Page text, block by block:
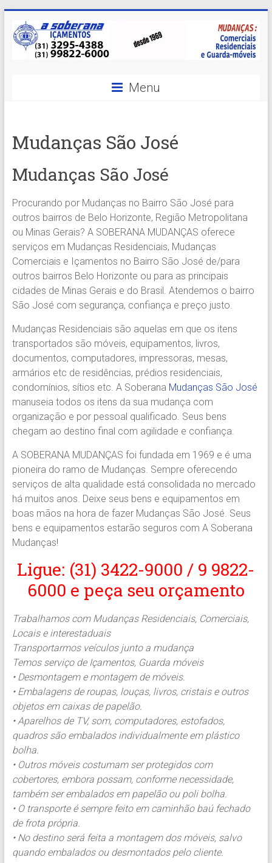
content
A
MELHOR
em
Içamentos
em
BH
e
Região.
Segurança,
Agilidade
Confiança.
31.2510-
Içamento
é
com
A
Soberana
Içamentos.
Menu
Mudanças São José
Mudanças São José
Procurando por Mudanças no Bairro São José para
outros bairros de Belo Horizonte, Região Metropolitana
ou Minas Gerais? A SOBERANA MUDANÇAS oferece
serviços em Mudanças Residenciais, Mudanças
Comerciais e Içamentos no Bairro São José de/para
outros bairros Belo Horizonte ou para as principais
cidades de Minas Gerais e do Brasil. Atendemos o bairro
São José com segurança, confiança e preço justo.
Mudanças Residenciais são aquelas em que os itens
transportados são móveis, equipamentos, livros,
documentos, computadores, impressoras, mesas,
armários etc de residências, prédios residenciais,
condomínios, sítios etc. A Soberana Mudanças São José
manuseia todos os itens da sua mudança com
organização e por pessoal qualificado. Seus bens
chegam ao destino final com agilidade e confiança.
A SOBERANA MUDANÇAS foi fundada em 1969 e é uma
pioneira do ramo de Mudanças. Sempre oferecendo
serviços de alta qualidade está consolidada no mercado
há muitos anos. Deixe seus bens e equipamentos em
boas mãos na hora de fazer Mudanças São José. Seus
bens e equipamentos estarão seguros com A Soberana
Mudanças!
Ligue: (31) 3422-9000 / 9 9822-
6000 e peça seu orçamento
Trabalhamos com Mudanças Residenciais, Comerciais,
Locais e interestaduais
Transportarmos veículos junto a mudança
Temos serviço de Içamentos, Guarda móveis
• Desmontagem e montagem de móveis.
• Embalagens de roupas, louças, livros, cristais e outros
objetos em caixas de papelão.
• Aparelhos de TV, som, computadores, estofados,
quadros são embalados individualmente em plástico
bolha.
• Outros móveis costumam ser protegidos com
cobertores, embora possam, conforme necessidade,
também ser embalados em papelão ou poli bolha.
• O transporte é sempre feito em caminhão baú fechado
de frota própria.
• No destino será feita a montagem dos móveis, salvo
quando embalados ou desmontados pelo cliente.